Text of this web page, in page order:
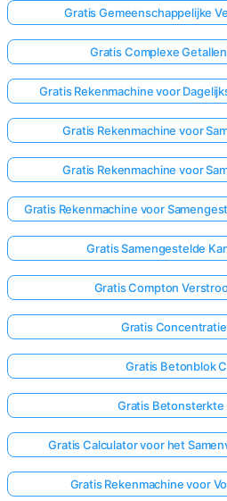
Gratis Gemeenschappelijke
Gratis Complexe
Gratis Rekenmachine voor
Gratis Rekenmachine voor
Gratis Rekenmachine voor
Gratis Rekenmachine voor
Gratis Samengestelde
Gratis Compton
Gratis
Gratis Betonblok
Gratis Betonsterkte
Gratis Calculator voor het
Gratis Rekenmachine voor